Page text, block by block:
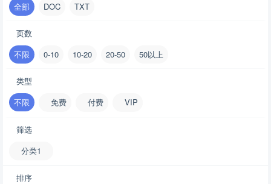
全部
DOC TXT
页数
不限
0-10 10-20 20-50 50以上
类型
不限
免费 付费 VIP
筛选
分类1
排序
网站内容如有侵权请联系我们删除